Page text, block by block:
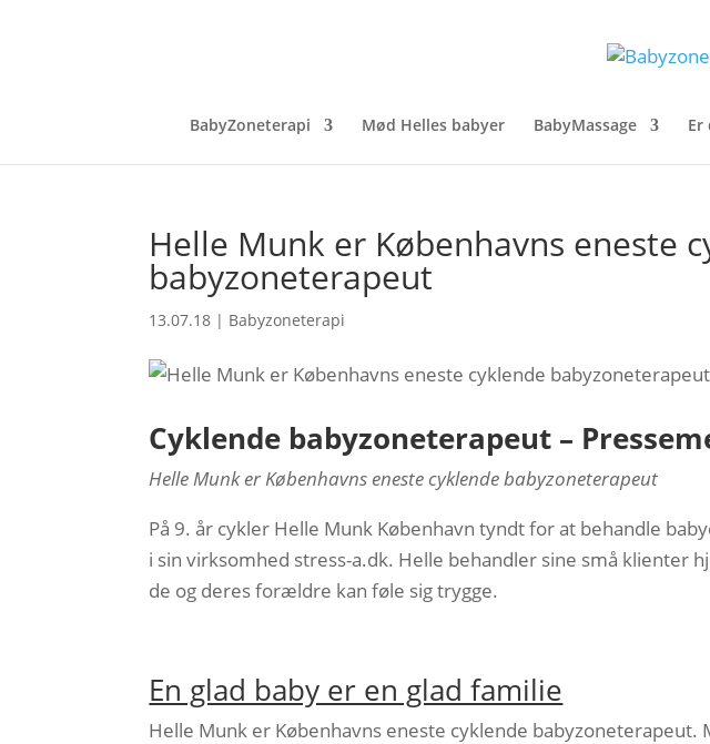
BabyZoneterapi Mød Helles babyer BabyMassage Er
Helle Munk er Københavns eneste
babyzoneterapeut
13.07.18 | Babyzoneterapi
Cyklende babyzoneterapeut –
Helle Munk er Københavns eneste cyklende babyzoneterapeut
På 9. år cykler Helle Munk København tyndt for at behandle
i sin virksomhed stress-a.dk. Helle behandler sine små klienter
de og deres forældre kan føle sig trygge.
En glad baby er en glad familie
Helle Munk er Københavns eneste cyklende babyzoneterapeut.